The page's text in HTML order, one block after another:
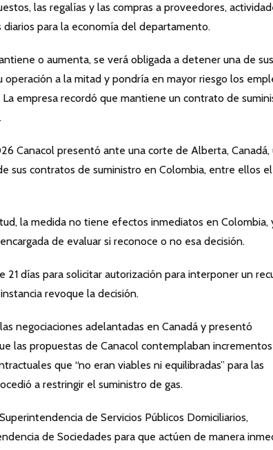
las regalías y las compras a proveedores,
para la economía del departamento.
o aumenta, se verá obligada a detener una de
a la mitad y pondría en mayor riesgo los
empresa recordó que mantiene un contrato de
Canacol presentó ante una corte de Alberta, Canadá,
sus contratos de suministro en Colombia, entre ellos el
la medida no tiene efectos inmediatos en Colombia,
de evaluar si reconoce o no esa decisión.
días para solicitar autorización para interponer un
revoque la decisión.
negociaciones adelantadas en Canadá y presentó
las propuestas de Canacol contemplaban incrementos
que “no eran viables ni equilibradas” para las
a restringir el suministro de gas.
de Servicios Públicos Domiciliarios,
de Sociedades para que actúen de manera